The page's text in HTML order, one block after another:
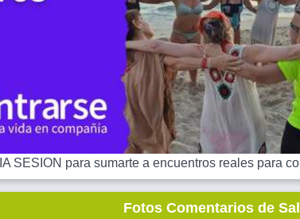
SESION para sumarte a encuentros reales para
Fotos Comentarios de